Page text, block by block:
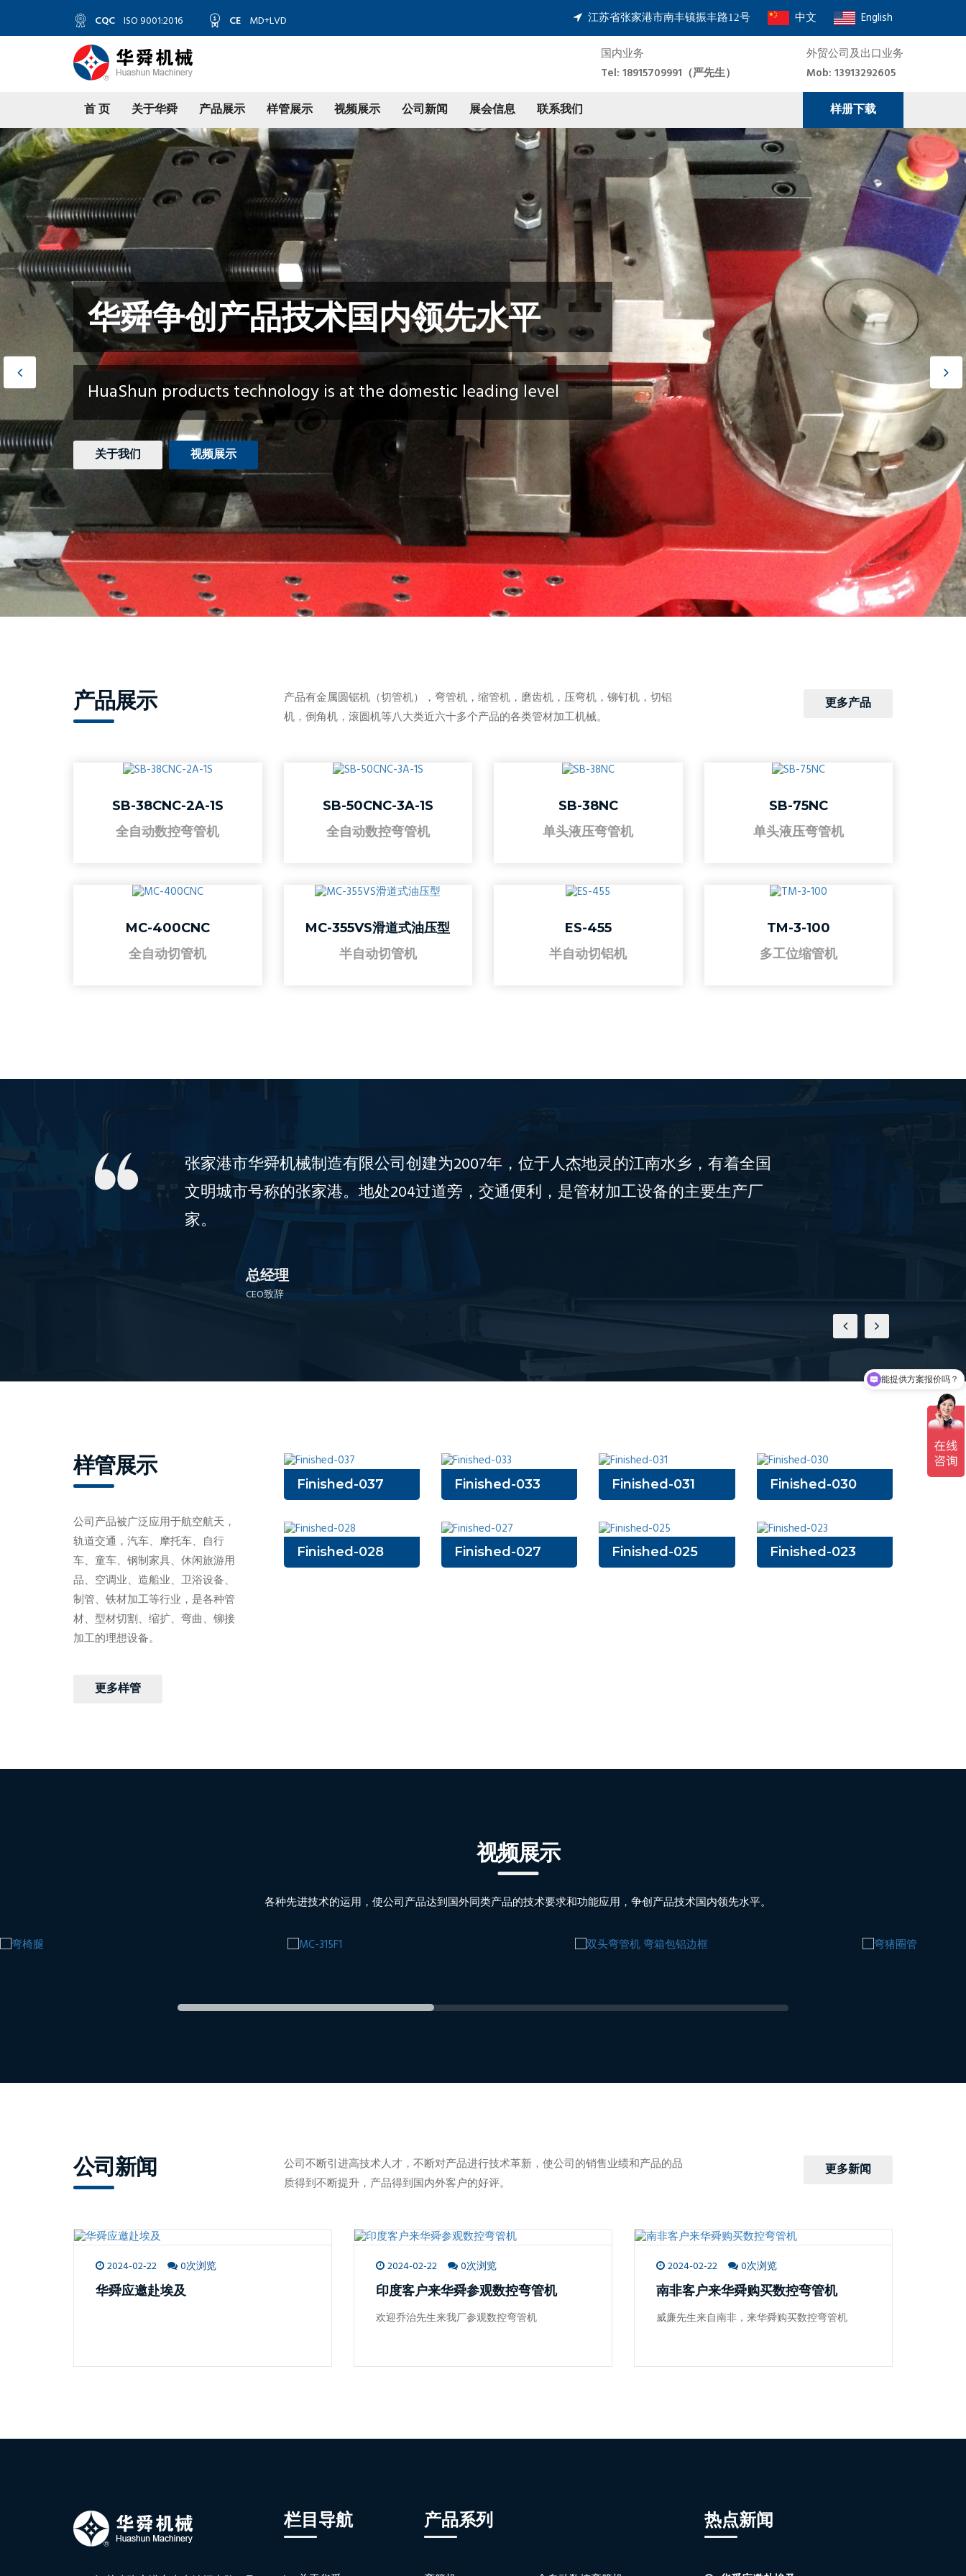
CQC ISO 9001:2016 CE MD+LVD 江苏省张家港市南丰镇振丰路12号 中文 English
国内业务
Tel: 18915709991（严先生）
外贸公司及出口业务
Mob: 13913292605
首 页 关于华舜 产品展示 样管展示 视频展示 公司新闻 展会信息 联系我们 样册下载
张家港市华舜机械制造有限公司
产品展示
产品有金属圆锯机（切管机），弯管机，缩管机，磨齿机，压弯机，铆钉机，切铝
机，倒角机，滚圆机等八大类近六十多个产品的各类管材加工机械。
更多产品
SB-38CNC-2A-1S
全自动数控弯管机
SB-50CNC-3A-1S
全自动数控弯管机
SB-38NC
单头液压弯管机
SB-75NC
单头液压弯管机
MC-400CNC
全自动切管机
MC-355VS滑道式油压型
半自动切管机
ES-455
半自动切铝机
TM-3-100
多工位缩管机
张家港市华舜机械制造有限公司创建为2007年，位于人杰地灵的江南水乡，有着全国
文明城市号称的张家港。地处204过道旁，交通便利，是管材加工设备的主要生产厂
家。
总经理
CEO致辞
样管展示
公司产品被广泛应用于航空航天，
轨道交通，汽车、摩托车、自行
车、童车、钢制家具、休闲旅游用
品、空调业、造船业、卫浴设备、
制管、铁材加工等行业，是各种管
材、型材切割、缩扩、弯曲、铆接
加工的理想设备。
更多样管
Finished-037 Finished-033 Finished-031 Finished-030
Finished-028 Finished-027 Finished-025 Finished-023
视频展示
各种先进技术的运用，使公司产品达到国外同类产品的技术要求和功能应用，争创产品技术国内领先水平。
公司新闻
公司不断引进高技术人才，不断对产品进行技术革新，使公司的销售业绩和产品的品
质得到不断提升，产品得到国内外客户的好评。
更多新闻
2024-02-22 0次浏览
华舜应邀赴埃及
2024-02-22 0次浏览
印度客户来华舜参观数控弯管机
欢迎乔治先生来我厂参观数控弯管机
2024-02-22 0次浏览
南非客户来华舜购买数控弯管机
威廉先生来自南非，来华舜购买数控弯管机
栏目导航 产品系列 热点新闻
全自动切管机有现货吗？